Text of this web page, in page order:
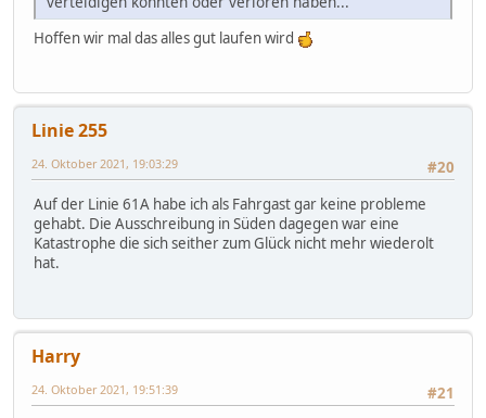
Hoffen wir mal das alles gut laufen wird
Linie 255
#20
24. Oktober 2021, 19:03:29
Auf der Linie 61A habe ich als Fahrgast gar keine probleme
gehabt. Die Ausschreibung in Süden dagegen war eine
Katastrophe die sich seither zum Glück nicht mehr wiederolt
hat.
Harry
#21
24. Oktober 2021, 19:51:39